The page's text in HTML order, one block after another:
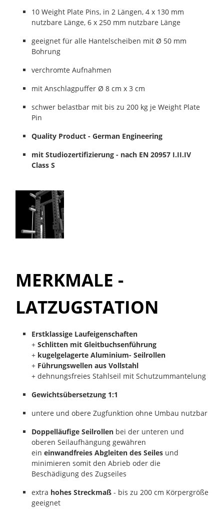
10 Weight Plate Pins, in 2 Längen, 4 x 130 mm
nutzbare Länge, 6 x 250 mm nutzbare Länge
geeignet für alle Hantelscheiben mit Ø 50 mm
Bohrung
verchromte Aufnahmen
mit Anschlagpuffer Ø 8 cm x 3 cm
schwer belastbar mit bis zu 200 kg je Weight Plate
Pin
Quality Product - German Engineering
mit Studiozertifizierung - nach EN 20957 I.II.IV
Class S
MERKMALE -
LATZUGSTATION
Erstklassige Laufeigenschaften
+ Schlitten mit Gleitbuchsenführung
+ kugelgelagerte Aluminium- Seilrollen
+ Führungswellen aus Vollstahl
+ dehnungsfreies Stahlseil mit Schutzummantelung
Gewichtsübersetzung 1:1
untere und obere Zugfunktion ohne Umbau nutzbar
Doppelläufige Seilrollen bei der unteren und
oberen Seilaufhängung gewähren
ein einwandfreies Abgleiten des Seiles und
minimieren somit den Abrieb oder die
Beschädigung des Zugseiles
extra hohes Streckmaß - bis zu 200 cm Körpergröße
geeignet